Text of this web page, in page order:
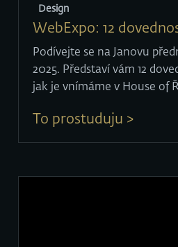
Design
WebExpo: 12
Podívejte se na Janovu
2025. Představí vám 12
jak je vnímáme v House of
To prostuduju >